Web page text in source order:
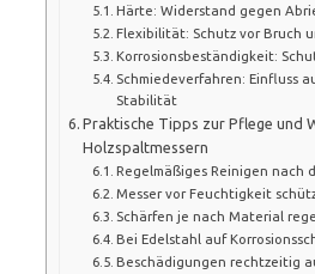
Härte: Widerstand gegen
Flexibilität: Schutz vor Bruch
Korrosionsbeständigkeit:
Schmiedeverfahren: Einfluss
Stabilität
Praktische Tipps zur Pflege und
Holzspaltmessern
Regelmäßiges Reinigen nach
Messer vor Feuchtigkeit
Schärfen je nach Material
Bei Edelstahl auf
Beschädigungen rechtzeitig